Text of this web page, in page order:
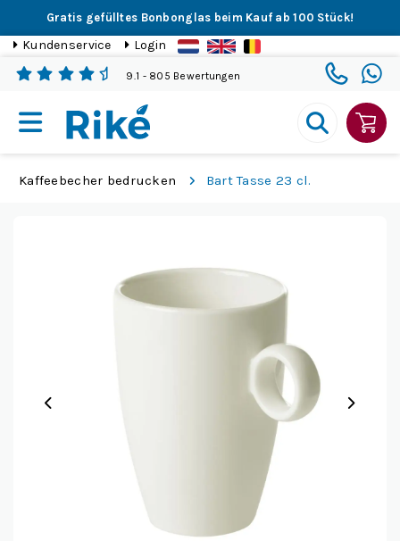
Gratis gefülltes Bonbonglas beim Kauf ab 100 Stück!
Kundenservice Login
9.1 - 805 Bewertungen
Kaffeebecher bedrucken Bart Tasse 23 cl.